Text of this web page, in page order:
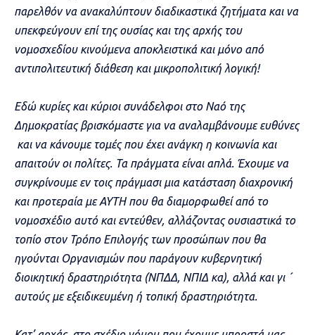
παρελθόν να ανακαλύπτουν διαδικαστικά ζητήματα και να
υπεκφεύγουν επί της ουσίας και της αρχής του
νομοσχεδίου κινούμενα αποκλειστικά και μόνο από
αντιπολιτευτική διάθεση και μικροπολιτική λογική!
Εδώ κυρίες και κύριοι συνάδελφοι στο Ναό της
Δημοκρατίας βρισκόμαστε για να αναλαμβάνουμε ευθύνες
και να κάνουμε τομές που έχει ανάγκη η κοινωνία και
απαιτούν οι πολίτες. Τα πράγματα είναι απλά. Έχουμε να
συγκρίνουμε εν τοις πράγμασι μια κατάσταση διαχρονική
και προτεραία με ΑΥΤΗ που θα διαμορφωθεί από το
νομοσχέδιο αυτό και εντεύθεν, αλλάζοντας ουσιαστικά το
τοπίο στον Τρόπο Επιλογής των προσώπων που θα
ηγούνται Οργανισμών που παράγουν κυβερνητική
διοικητική δραστηριότητα (ΝΠΔΔ, ΝΠΙΔ κα), αλλά και γι ´
αυτούς με εξειδικευμένη ή τοπική δραστηριότητα.